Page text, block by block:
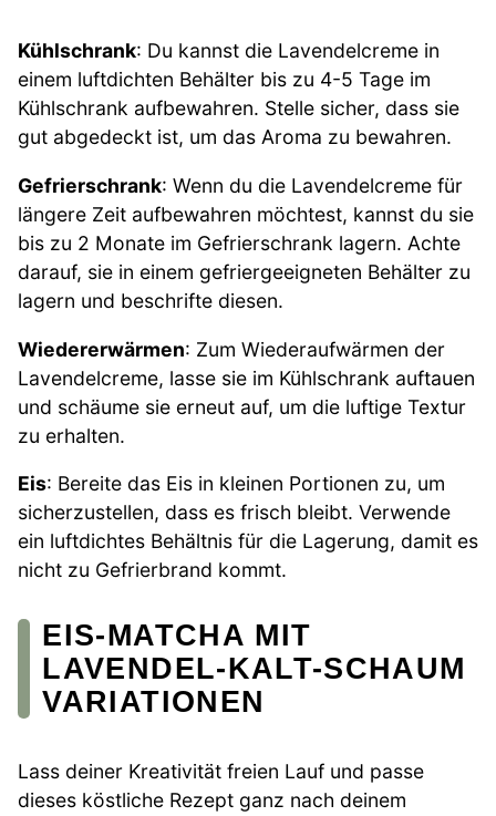
Kühlschrank: Du kannst die Lavendelcreme in
einem luftdichten Behälter bis zu 4-5 Tage im
Kühlschrank aufbewahren. Stelle sicher, dass sie
gut abgedeckt ist, um das Aroma zu bewahren.
Gefrierschrank: Wenn du die Lavendelcreme für
längere Zeit aufbewahren möchtest, kannst du sie
bis zu 2 Monate im Gefrierschrank lagern. Achte
darauf, sie in einem gefriergeeigneten Behälter zu
lagern und beschrifte diesen.
Wiedererwärmen: Zum Wiederaufwärmen der
Lavendelcreme, lasse sie im Kühlschrank auftauen
und schäume sie erneut auf, um die luftige Textur
zu erhalten.
Eis: Bereite das Eis in kleinen Portionen zu, um
sicherzustellen, dass es frisch bleibt. Verwende
ein luftdichtes Behältnis für die Lagerung, damit es
nicht zu Gefrierbrand kommt.
EIS-MATCHA MIT
LAVENDEL-KALT-SCHAUM
VARIATIONEN
Lass deiner Kreativität freien Lauf und passe
dieses köstliche Rezept ganz nach deinem